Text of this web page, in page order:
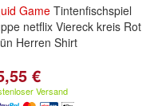
Game Tintenfischspiel
netflix Viereck kreis Rot
Herren Shirt
€
Versand